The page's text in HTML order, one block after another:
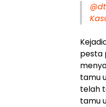
pesta
tamu
telah
tamu